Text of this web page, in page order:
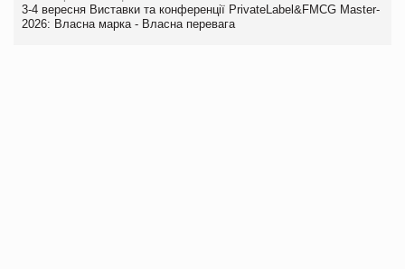
3-4 вересня Виставки та конференції PrivateLabel&FMCG Master-
2026: Власна марка - Власна перевага